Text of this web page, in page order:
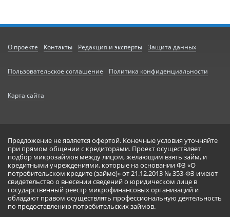
О проекте Контакты Редакция и эксперты Защита данных
Пользовательское соглашение Политика конфиденциальности
Карта сайта
Предложение не является офертой. Конечные условия уточняйте
при прямом общении с кредиторами. Проект осуществляет
подбор микрозаймов между лицом, желающим взять займ, и
кредитными учреждениями, которые на основании ФЗ «О
потребительском кредите (займе)» от 21.12.2013 № 353-ФЗ имеют
свидетельство о внесении сведений о юридическом лице в
государственный реестр микрофинансовых организаций и
обладают правом осуществлять профессиональную деятельность
по предоставлению потребительских займов.